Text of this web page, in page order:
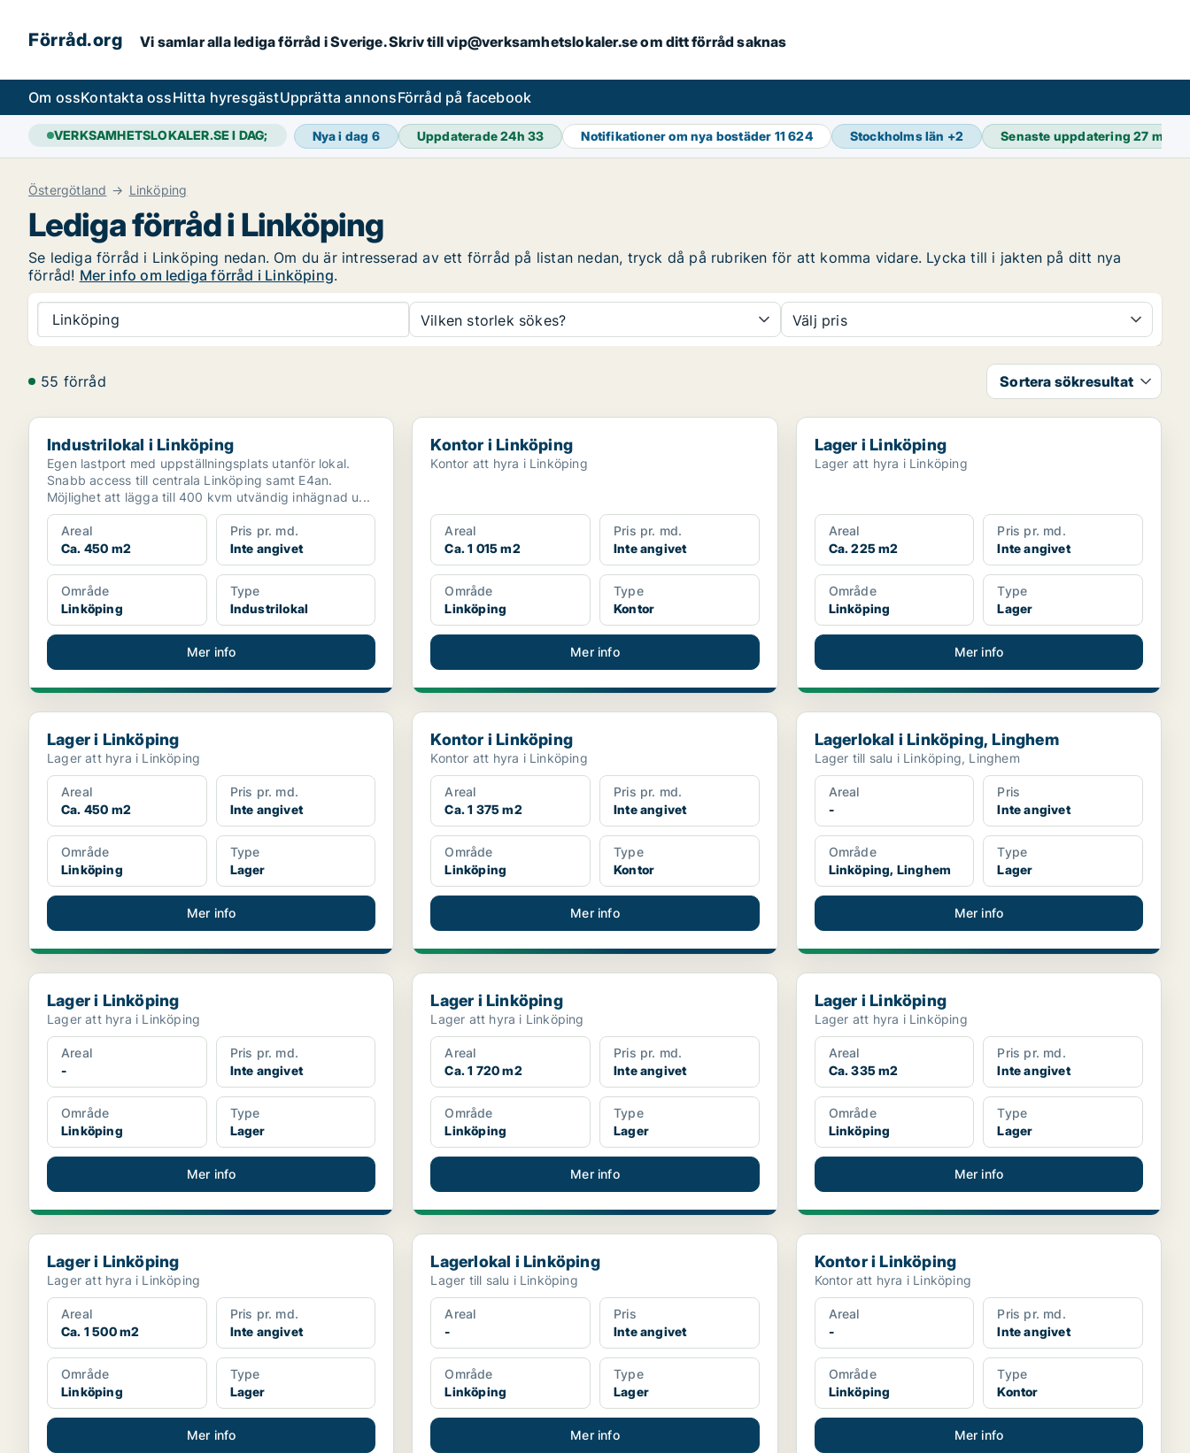
Förråd.org Vi samlar alla lediga förråd i Sverige. Skriv till vip@verksamhetslokaler.se om ditt förråd saknas
Om ossKontakta ossHitta hyresgästUpprätta annonsFörråd på facebook
VERKSAMHETSLOKALER.SE I DAG; Nya i dag 6 Uppdaterade 24h33 Notifikationer om nya bostäder 11 624 Stockholms län +2 Senaste uppdatering27 min
Östergötland Linköping
Lediga förråd i Linköping
Se lediga förråd i Linköping nedan. Om du är intresserad av ett förråd på listan nedan, tryck då på rubriken för att komma vidare. Lycka till i jakten på ditt nya
förråd! Mer info om lediga förråd i Linköping.
Linköping Vilken storlek sökes? Välj pris
55 förråd Sortera sökresultat
Industrilokal i Linköping
Industrilokal i Linköping
Egen lastport med uppställningsplats utanför lokal.
Snabb access till centrala Linköping samt E4an.
Möjlighet att lägga till 400 kvm utvändig inhägnad u...
Areal
Ca. 450 m2
Pris pr. md.
Inte angivet
Område
Linköping
Type
Industrilokal
Mer info
Kontor i Linköping
Kontor i Linköping
Kontor att hyra i Linköping
Areal
Ca. 1 015 m2
Pris pr. md.
Inte angivet
Område
Linköping
Type
Kontor
Mer info
Lager i Linköping
Lager i Linköping
Lager att hyra i Linköping
Areal
Ca. 225 m2
Pris pr. md.
Inte angivet
Område
Linköping
Type
Lager
Mer info
Lager i Linköping
Lager i Linköping
Lager att hyra i Linköping
Areal
Ca. 450 m2
Pris pr. md.
Inte angivet
Område
Linköping
Type
Lager
Mer info
Kontor i Linköping
Kontor i Linköping
Kontor att hyra i Linköping
Areal
Ca. 1 375 m2
Pris pr. md.
Inte angivet
Område
Linköping
Type
Kontor
Mer info
Lagerlokal i Linköping, Linghem
Lagerlokal i Linköping, Linghem
Lager till salu i Linköping, Linghem
Areal
-
Pris
Inte angivet
Område
Linköping, Linghem
Type
Lager
Mer info
Lager i Linköping
Lager i Linköping
Lager att hyra i Linköping
Areal
-
Pris pr. md.
Inte angivet
Område
Linköping
Type
Lager
Mer info
Lager i Linköping
Lager i Linköping
Lager att hyra i Linköping
Areal
Ca. 1 720 m2
Pris pr. md.
Inte angivet
Område
Linköping
Type
Lager
Mer info
Lager i Linköping
Lager i Linköping
Lager att hyra i Linköping
Areal
Ca. 335 m2
Pris pr. md.
Inte angivet
Område
Linköping
Type
Lager
Mer info
Lager i Linköping
Lager i Linköping
Lager att hyra i Linköping
Areal
Ca. 1 500 m2
Pris pr. md.
Inte angivet
Område
Linköping
Type
Lager
Mer info
Lagerlokal i Linköping
Lagerlokal i Linköping
Lager till salu i Linköping
Areal
-
Pris
Inte angivet
Område
Linköping
Type
Lager
Mer info
Kontor i Linköping
Kontor i Linköping
Kontor att hyra i Linköping
Areal
-
Pris pr. md.
Inte angivet
Område
Linköping
Type
Kontor
Mer info